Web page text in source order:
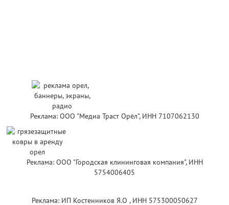
Реклама: ООО "Медиа Траст Орёл", ИНН 7107062130
Реклама: ООО "Городская клининговая компания", ИНН
5754006405
Реклама: ИП Костенников Я.О , ИНН 575300050627